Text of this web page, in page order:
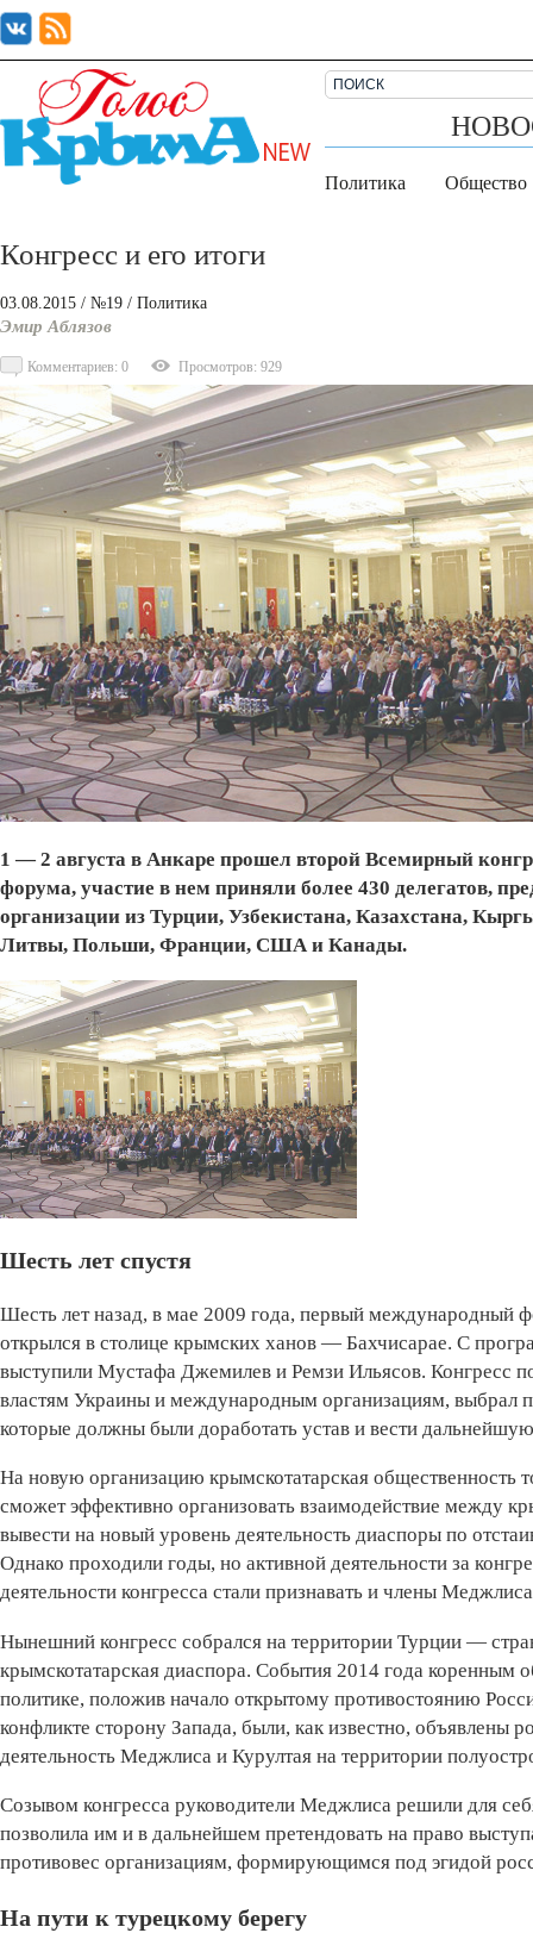
Политика Общество
Конгресс и его итоги
03.08.2015 / №19 / Политика
Эмир Аблязов
Комментариев: 0 Просмотров: 929
1 — 2 августа в Анкаре прошел второй Всемирный
форума, участие в нем приняли более 430 делегатов,
организации из Турции, Узбекистана, Казахстана,
Литвы, Польши, Франции, США и Канады.
Шесть лет спустя
Шесть лет назад, в мае 2009 года, первый международный
открылся в столице крымских ханов — Бахчисарае. С
выступили Мустафа Джемилев и Ремзи Ильясов. Конгресс
властям Украины и международным организациям, выбрал
которые должны были доработать устав и вести
На новую организацию крымскотатарская общественность
сможет эффективно организовать взаимодействие между
вывести на новый уровень деятельность диаспоры по
Однако проходили годы, но активной деятельности за
деятельности конгресса стали признавать и члены
Нынешний конгресс собрался на территории Турции —
крымскотатарская диаспора. События 2014 года
политике, положив начало открытому противостоянию
конфликте сторону Запада, были, как известно, объявлены
деятельность Меджлиса и Курултая на территории
Созывом конгресса руководители Меджлиса решили для
позволила им и в дальнейшем претендовать на право
противовес организациям, формирующимся под эгидой
На пути к турецкому берегу